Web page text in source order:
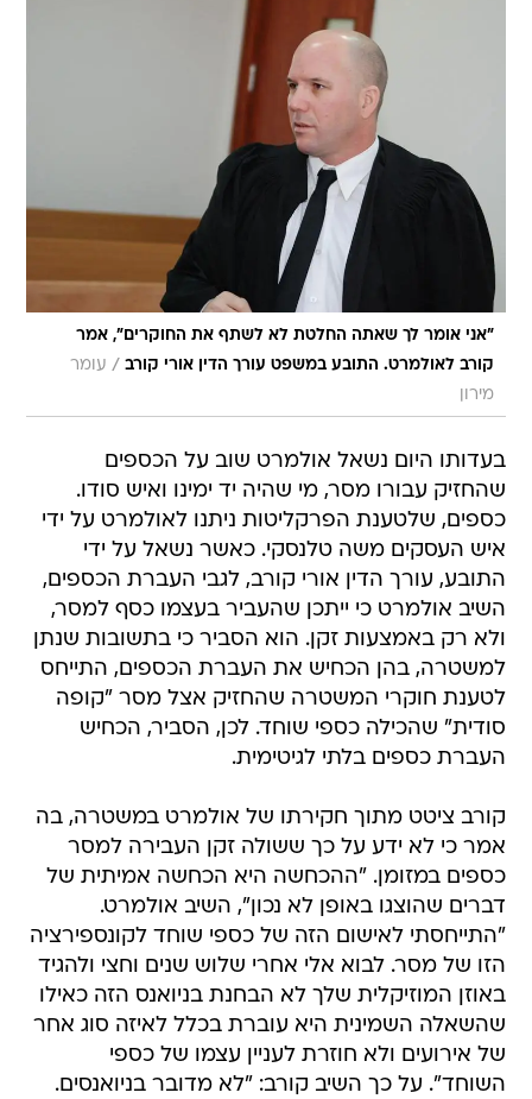
"אני אומר לך שאתה החלטת לא לשתף את החוקרים", אמר
קורב לאולמרט. התובע במשפט עורך הדין אורי קורב / עומר
מירון
בעדותו היום נשאל אולמרט שוב על הכספים
שהחזיק עבורו מסר, מי שהיה יד ימינו ואיש סודו.
כספים, שלטענת הפרקליטות ניתנו לאולמרט על ידי
איש העסקים משה טלנסקי. כאשר נשאל על ידי
התובע, עורך הדין אורי קורב, לגבי העברת הכספים,
השיב אולמרט כי ייתכן שהעביר בעצמו כסף למסר,
ולא רק באמצעות זקן. הוא הסביר כי בתשובות שנתן
למשטרה, בהן הכחיש את העברת הכספים, התייחס
לטענת חוקרי המשטרה שהחזיק אצל מסר "קופה
סודית" שהכילה כספי שוחד. לכן, הסביר, הכחיש
העברת כספים בלתי לגיטימית.
קורב ציטט מתוך חקירתו של אולמרט במשטרה, בה
אמר כי לא ידע על כך ששולה זקן העבירה למסר
כספים במזומן. "ההכחשה היא הכחשה אמיתית של
דברים שהוצגו באופן לא נכון", השיב אולמרט.
"התייחסתי לאישום הזה של כספי שוחד לקונספירציה
הזו של מסר. לבוא אלי אחרי שלוש שנים וחצי ולהגיד
באוזן המוזיקלית שלך לא הבחנת בניואנס הזה כאילו
שהשאלה השמינית היא עוברת בכלל לאיזה סוג אחר
של אירועים ולא חוזרת לעניין עצמו של כספי
השוחד". על כך השיב קורב: "לא מדובר בניואנסים.